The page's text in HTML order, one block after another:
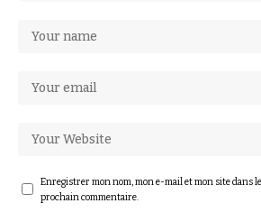
Enregistrer mon nom, mon e-mail et mon site dans
prochain commentaire.